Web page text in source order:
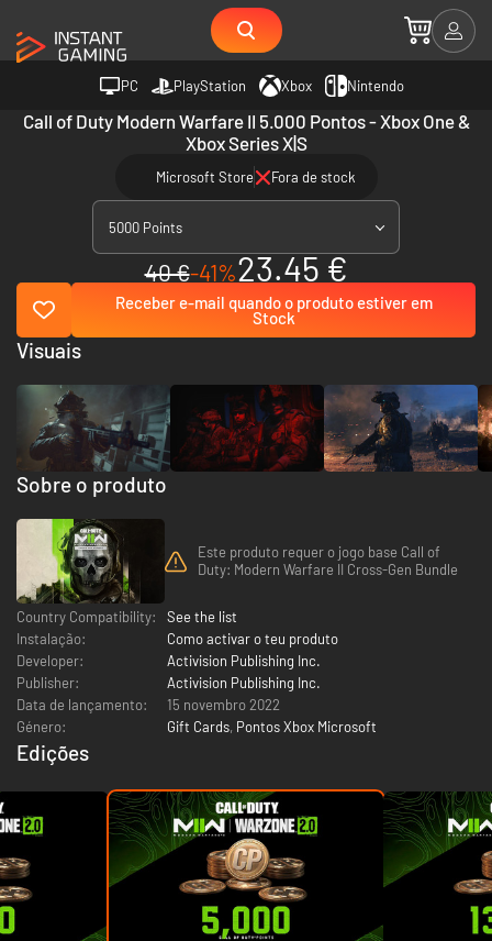
PC PlayStation Xbox Nintendo
Call of Duty Modern Warfare II 5.000 Pontos - Xbox One &
Xbox Series X|S
Microsoft Store Fora de stock
5000 Points
40 €-41%23.45 €
Receber e-mail quando o produto estiver em
Stock
Sobre o produto
Este produto requer o jogo base Call of
Duty: Modern Warfare II Cross-Gen Bundle
Country Compatibility:
See the list
Instalação:
Como activar o teu produto
Developer:
Activision Publishing Inc.
Publisher:
Activision Publishing Inc.
Data de lançamento:
15 novembro 2022
Género:
Gift Cards, Pontos Xbox Microsoft
Edições
Visuais